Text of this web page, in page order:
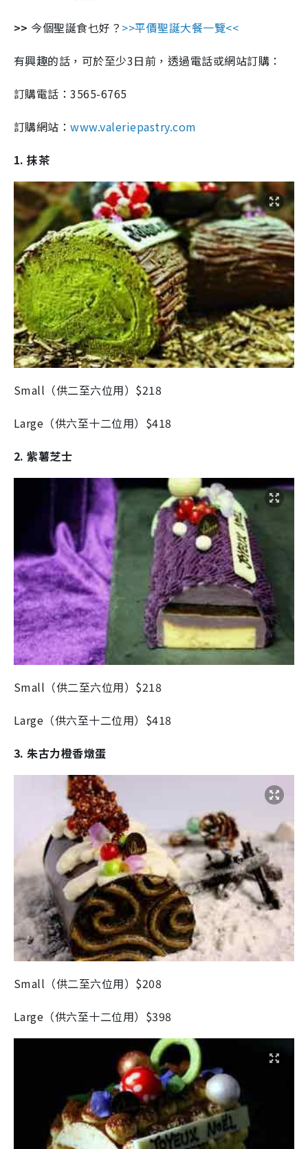
>>今個聖誕食乜好？ >>平價聖誕大餐一覽<<
有興趣的話，可於至少3日前，透過電話或網站訂購：
訂購電話：3565-6765
訂購網站：www.valeriepastry.com
1. 抹茶
Small（供二至六位用）$218
Large（供六至十二位用）$418
2. 紫薯芝士
Small（供二至六位用）$218
Large（供六至十二位用）$418
3. 朱古力橙香燉蛋
Small（供二至六位用）$208
Large（供六至十二位用）$398